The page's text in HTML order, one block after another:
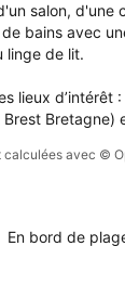
salon, d'une
bains avec
linge de lit.
lieux d’intérêt
Bretagne)
calculées avec ©
En bord de